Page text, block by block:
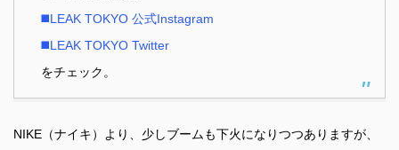
◼️LEAK TOKYO 公式Instagram
◼️LEAK TOKYO Twitter
をチェック。
NIKE（ナイキ）より、少しブームも下火になりつつありますが、